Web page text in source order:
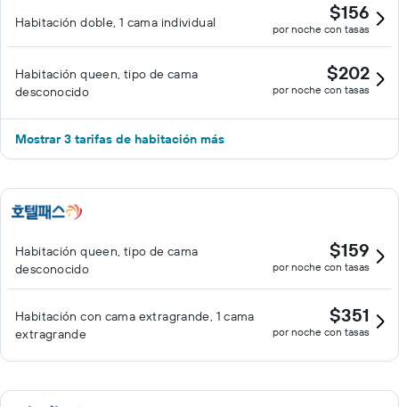
Habitación doble, 1 cama individual $156
por noche con tasas
Habitación queen, tipo de cama
desconocido
$202
por noche con tasas
Mostrar 3 tarifas de habitación más
Habitación queen, tipo de cama
desconocido
$159
por noche con tasas
Habitación con cama extragrande, 1 cama
extragrande
$351
por noche con tasas